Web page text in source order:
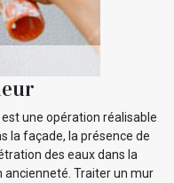
une opération réalisable
la façade, la présence de
des eaux dans la
Traiter un mur